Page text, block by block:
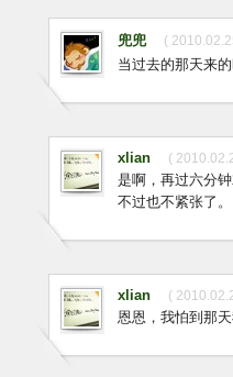
兜兜 (
当过去的那天来
xlian (
是啊，再过六分
不过也不紧张了。
xlian (
恩恩，我怕到那天